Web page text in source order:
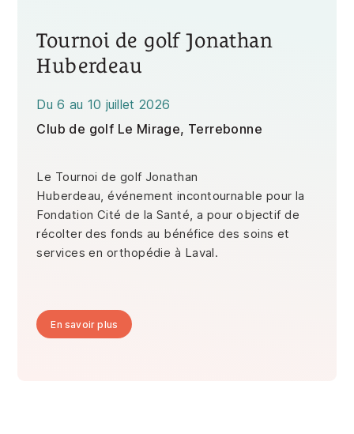
Tournoi de golf Jonathan
Huberdeau
Du6 au 10 juillet 2026
Club de golf Le Mirage, Terrebonne
Le Tournoi de golf Jonathan
Huberdeau, événement incontournable pour la
Fondation Cité de la Santé, a pour objectif de
récolter des fonds au bénéfice des soins et
services en orthopédie à Laval.
En savoir plus